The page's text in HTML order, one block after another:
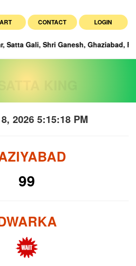
CONTACT LOGIN
Ganesh, Ghaziabad,
KING
2026 5:15:19 PM
99